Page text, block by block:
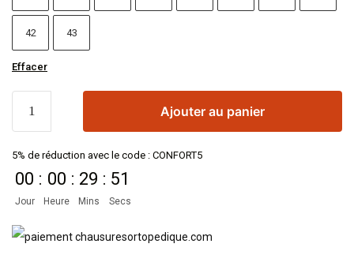
42 43
Effacer
Ajouter au panier
5% de réduction avec le code : CONFORT5
00
Jour
: 00
Heure
: 29
Mins
: 51
Secs